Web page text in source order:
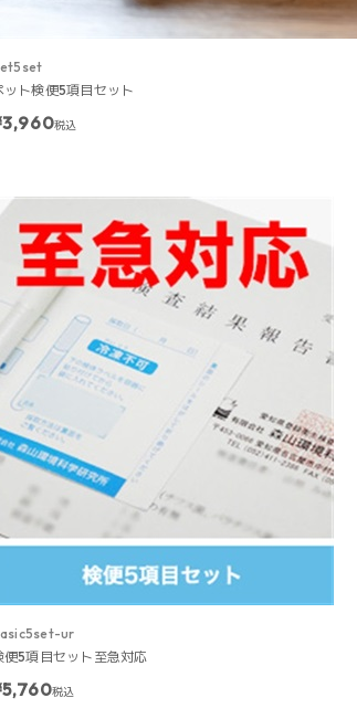
ット検便5項目セット
税込
ur
便5項目セット至急対応
税込